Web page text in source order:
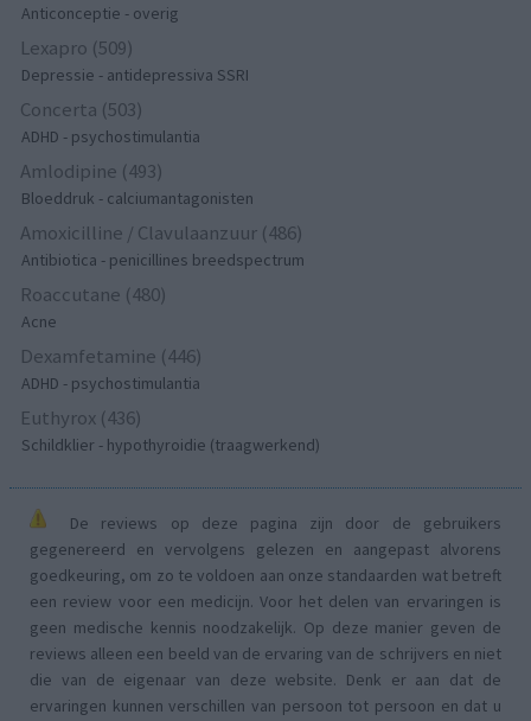
Anticonceptie - overig
Lexapro (509)
Depressie - antidepressiva SSRI
Concerta (503)
ADHD - psychostimulantia
Amlodipine (493)
Bloeddruk - calciumantagonisten
Amoxicilline / Clavulaanzuur (486)
Antibiotica - penicillines breedspectrum
Roaccutane (480)
Acne
Dexamfetamine (446)
ADHD - psychostimulantia
Euthyrox (436)
Schildklier - hypothyroidie (traagwerkend)
De reviews op deze pagina zijn door de gebruikers
gegenereerd en vervolgens gelezen en aangepast alvorens
goedkeuring, om zo te voldoen aan onze standaarden wat betreft
een review voor een medicijn. Voor het delen van ervaringen is
geen medische kennis noodzakelijk. Op deze manier geven de
reviews alleen een beeld van de ervaring van de schrijvers en niet
die van de eigenaar van deze website. Denk er aan dat de
ervaringen kunnen verschillen van persoon tot persoon en dat u